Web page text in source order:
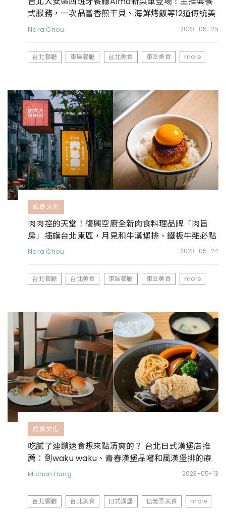
式服務，一次品嘗香煎干貝、海鮮烤飯等12道傳統美
食
Nara Chou 2023-05-25
台北餐廳 東區餐廳 台北美食 東區美食 more
飲食文化
肉肉控的天堂！復興空廚全新肉食料理品牌「肉旨
房」插旗台北東區，月見和牛漢堡排、鐵板牛雜必點
Nara Chou 2023-05-24
台北餐廳 台北美食 東區餐廳 東區美食 more
飲食文化
吃膩了連鎖速食想來點清爽的？ 台北日式漢堡店推
薦：到waku waku、青春漢堡品嚐和風漢堡排的療
癒美味
Michan Hung 2023-05-13
台北餐廳 台北美食 日式漢堡 信義區美食 more